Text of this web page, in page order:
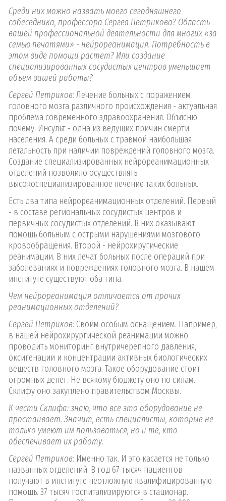
Среди них можно назвать моего сегодняшнего
собеседника, профессора Сергея Петрикова? Область
вашей профессиональной деятельности для многих «за
семью печатями» - нейрореанимация. Потребность в
этом виде помощи растет? Или создание
специализированных сосудистых центров уменьшает
объем вашей работы?
Сергей Петриков:Лечение больных с поражением
головного мозга различного происхождения - актуальная
проблема современного здравоохранения. Объясню
почему. Инсульт - одна из ведущих причин смерти
населения. А среди больных с травмой наибольшая
летальность при наличии повреждений головного мозга.
Создание специализированных нейрореанимационных
отделений позволило осуществлять
высокоспециализированное лечение таких больных.
Есть два типа нейрореанимационных отделений. Первый
- в составе региональных сосудистых центров и
первичных сосудистых отделений. В них оказывают
помощь больным с острыми нарушениями мозгового
кровообращения. Второй - нейрохиругические
реанимации. В них лечат больных после операций при
заболеваниях и повреждениях головного мозга. В нашем
институте существуют оба типа.
Чем нейрореанимация отличается от прочих
реанимационных отделений?
Сергей Петриков: Своим особым оснащением. Например,
в нашей нейрохирургической реанимации можно
проводить мониторинг внутричерепного давления,
оксигенации и концентрации активных биологических
веществ головного мозга. Такое оборудование стоит
огромных денег. Не всякому бюджету оно по силам.
Склифу оно закуплено правительством Москвы.
К чести Склифа: знаю, что все это оборудование не
простаивает. Значит, есть специалисты, которые не
только умеют им пользоваться, но и те, кто
обеспечивает их работу.
Сергей Петриков: Именно так. И это касается не только
названных отделений. В год 67 тысяч пациентов
получают в институте неотложную квалифицированную
помощь. 37 тысяч госпитализируются в стационар.